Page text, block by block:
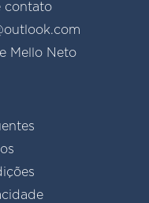
contato
Mello Neto